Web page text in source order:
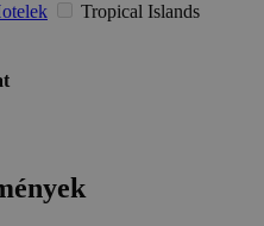
Tropical Islands